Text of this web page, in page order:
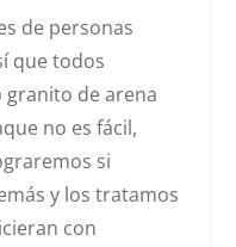
de personas
que todos
de arena
no es fácil,
si
y los tratamos
con